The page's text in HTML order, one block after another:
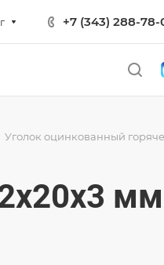
+7 (343) 288-78-
Уголок оцинкованный